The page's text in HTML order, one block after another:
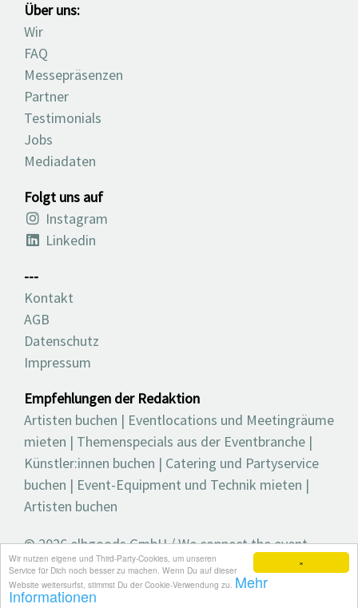
×
Wir nutzen eigene und Third-Party-Cookies, um unseren
Service für Dich noch besser zu machen. Wenn Du auf dieser
Website weitersurfst, stimmst Du der Cookie-Verwendung zu. Mehr
Informationen
Über uns:
Wir
FAQ
Messepräsenzen
Partner
Testimonials
Jobs
Mediadaten
Folgt uns auf
Instagram
Linkedin
---
Kontakt
AGB
Datenschutz
Impressum
Empfehlungen der Redaktion
Artisten buchen | Eventlocations und Meetingräume
mieten | Themenspecials aus der Eventbranche |
Künstler:innen buchen | Catering und Partyservice
buchen | Event-Equipment und Technik mieten |
Artisten buchen
© 2026 elbgoods GmbH / We connect the event
industry / Medienvielfalt für die Eventplanung /
Eventbranchenbuch, Blog, Magazin und mehr